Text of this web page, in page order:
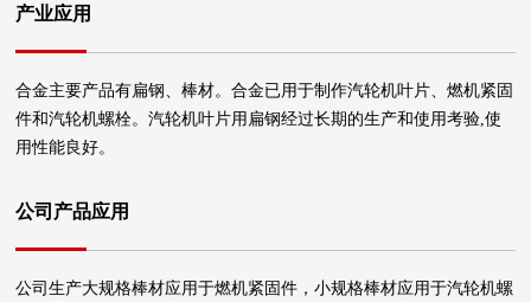
产业应用
合金主要产品有扁钢、棒材。合金已用于制作汽轮机叶片、燃机紧固
件和汽轮机螺栓。汽轮机叶片用扁钢经过长期的生产和使用考验,使
用性能良好。
公司产品应用
公司生产大规格棒材应用于燃机紧固件，小规格棒材应用于汽轮机螺